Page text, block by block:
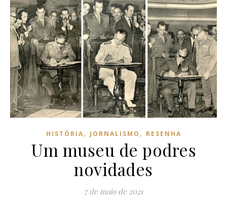
HISTÓRIA, JORNALISMO , RESENHA
Um museu de podres
novidades
7 de maio de 2021